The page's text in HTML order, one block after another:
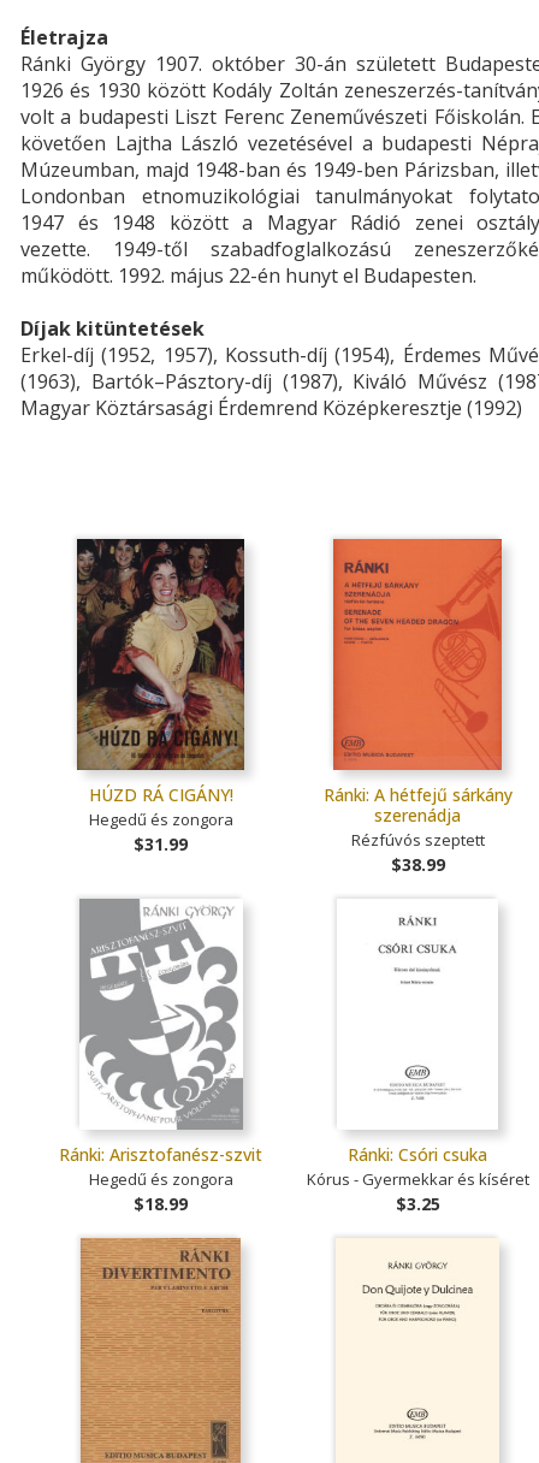
Életrajza
Ránki György 1907. október 30-án született
1926 és 1930 között Kodály Zoltán zeneszerzés-
volt a budapesti Liszt Ferenc Zeneművészeti Főiskolán.
követően Lajtha László vezetésével a budapesti
Múzeumban, majd 1948-ban és 1949-ben Párizsban,
Londonban etnomuzikológiai tanulmányokat
1947 és 1948 között a Magyar Rádió zenei
vezette. 1949-től szabadfoglalkozású
működött. 1992. május 22-én hunyt el Budapesten.
Díjak kitüntetések
Erkel-díj (1952, 1957), Kossuth-díj (1954), Érdemes
(1963), Bartók–Pásztory-díj (1987), Kiváló Művész
Magyar Köztársasági Érdemrend Középkeresztje (1992)
HÚZD RÁ CIGÁNY!
Hegedű és zongora
$31.99
Ránki: A hétfejű sárkány
szerenádja
Rézfúvós szeptett
$38.99
Ránki: Arisztofanész-szvit
Hegedű és zongora
$18.99
Ránki: Csóri csuka
Kórus - Gyermekkar és kíséret
$3.25